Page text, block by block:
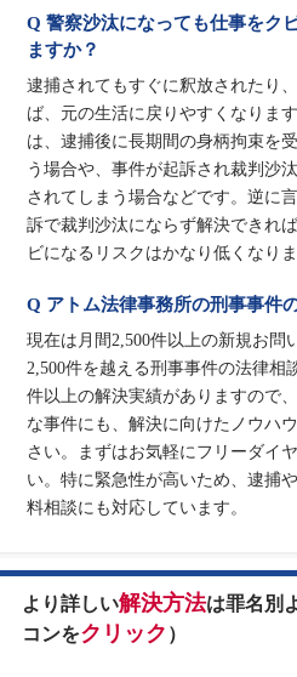
Q 警察沙汰になっても仕事をク
ますか？
逮捕されてもすぐに釈放されたり
ば、元の生活に戻りやすくなりま
は、逮捕後に長期間の身柄拘束を
う場合や、事件が起訴され裁判沙
されてしまう場合などです。逆に
訴で裁判沙汰にならず解決できれ
ビになるリスクはかなり低くなりま
Q アトム法律事務所の刑事事件
現在は月間2,500件以上の新規お問
2,500件を越える刑事事件の法律相
件以上の解決実績がありますので
な事件にも、解決に向けたノウハ
さい。まずはお気軽にフリーダイ
い。特に緊急性が高いため、逮捕
料相談にも対応しています。
より詳しい解決方法は罪名別
コンをクリック ）